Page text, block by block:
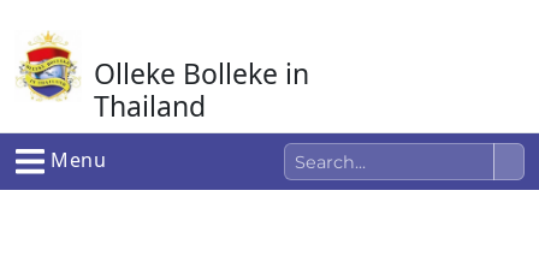
naar
de
inhoud
Olleke Bolleke in
Thailand
In Thailand
Menu